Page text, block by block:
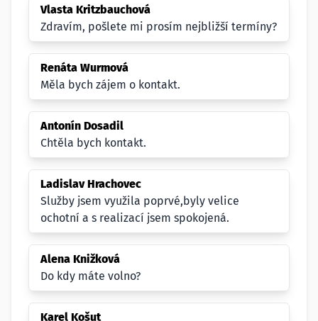
Vlasta Kritzbauchová
Zdravím, pošlete mi prosím nejbližší termíny?
Renáta Wurmová
Měla bych zájem o kontakt.
Antonín Dosadil
Chtěla bych kontakt.
Ladislav Hrachovec
Služby jsem využila poprvé,byly velice
ochotní a s realizací jsem spokojená.
Alena Knižková
Do kdy máte volno?
Karel Košut